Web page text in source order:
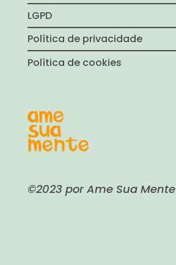
LGPD
Política de privacidade
Política de cookies
©2023 por Ame Sua Mente